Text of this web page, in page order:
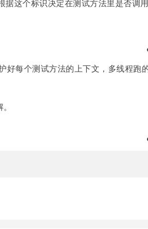
这个标识决定在测试方法里是否调
好每个测试方法的上下文，多线程跑